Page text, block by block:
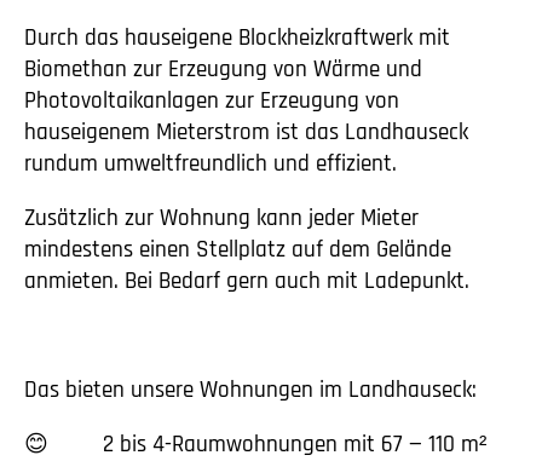
Durch das hauseigene Blockheizkraftwerk mit
Biomethan zur Erzeugung von Wärme und
Photovoltaikanlagen zur Erzeugung von
hauseigenem Mieterstrom ist das Landhauseck
rundum umweltfreundlich und effizient.
Zusätzlich zur Wohnung kann jeder Mieter
mindestens einen Stellplatz auf dem Gelände
anmieten. Bei Bedarf gern auch mit Ladepunkt.
Das bieten unsere Wohnungen im Landhauseck:
😊 2 bis 4-Raumwohnungen mit 67 — 110 m²